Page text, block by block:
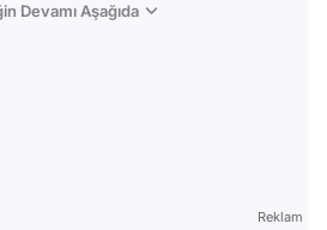
Devamı Aşağıda
Reklam